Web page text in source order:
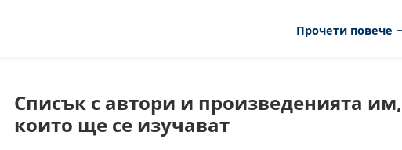
Прочети повече
Списък с автори и произведенията им,
които ще се изучават